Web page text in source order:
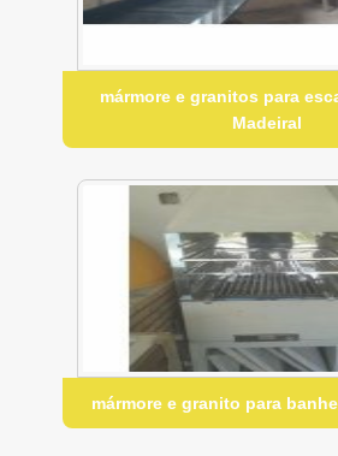
mármore e granitos para
Madeiral
mármore e granito para